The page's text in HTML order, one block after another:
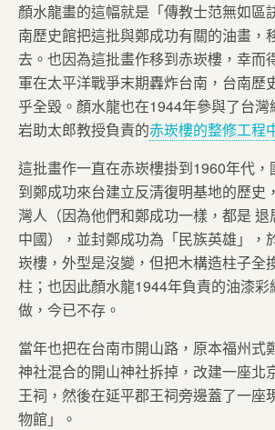
顏水龍畫的這幅就是「傳教士范無如區
南歷史館把這批與鄭成功有關的油畫，
去。也因為這批畫作移到赤崁樓，幸而
軍在太平洋戰爭末期轟炸台南，台南歷
乎全毀。顏水龍也在1944年參與了台
岩助太郎教授負責的赤崁樓的整修工程
這批畫作一直在赤崁樓掛到1960年代，
到鄭成功來台建立反清復明基地的歷史
灣人（因為他們和鄭成功一樣，都是
中國），並封鄭成功為「民族英雄」，
崁樓，外型是沒變，但把木構造柱子全
柱；也因此顏水龍1944年負責的油漆彩
做，今已不存。
當年也把在台南市開山路，原本福州式
神社混合的開山神社拆掉，改建一座北
王祠，然後在延平郡王祠旁邊蓋了一座
物館」。